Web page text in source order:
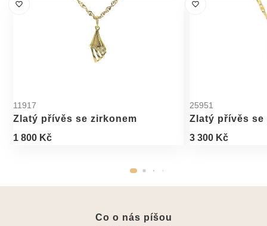
11917
Zlatý přívěs se zirkonem
1 800 Kč
25951
Zlatý přívěs se
3 300 Kč
Co o nás píšou